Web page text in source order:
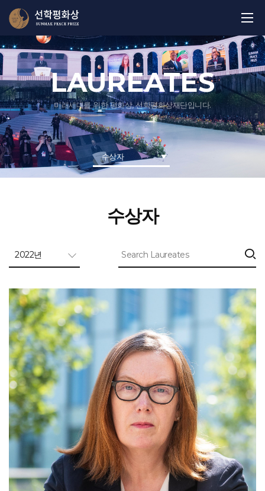
LAUREATES
미래세대를 위한 평화상, 선학평화상재단입니다.
수상자
수상자
2022년